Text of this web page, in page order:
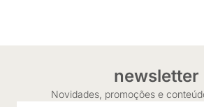
newsletter
Novidades, promoções e